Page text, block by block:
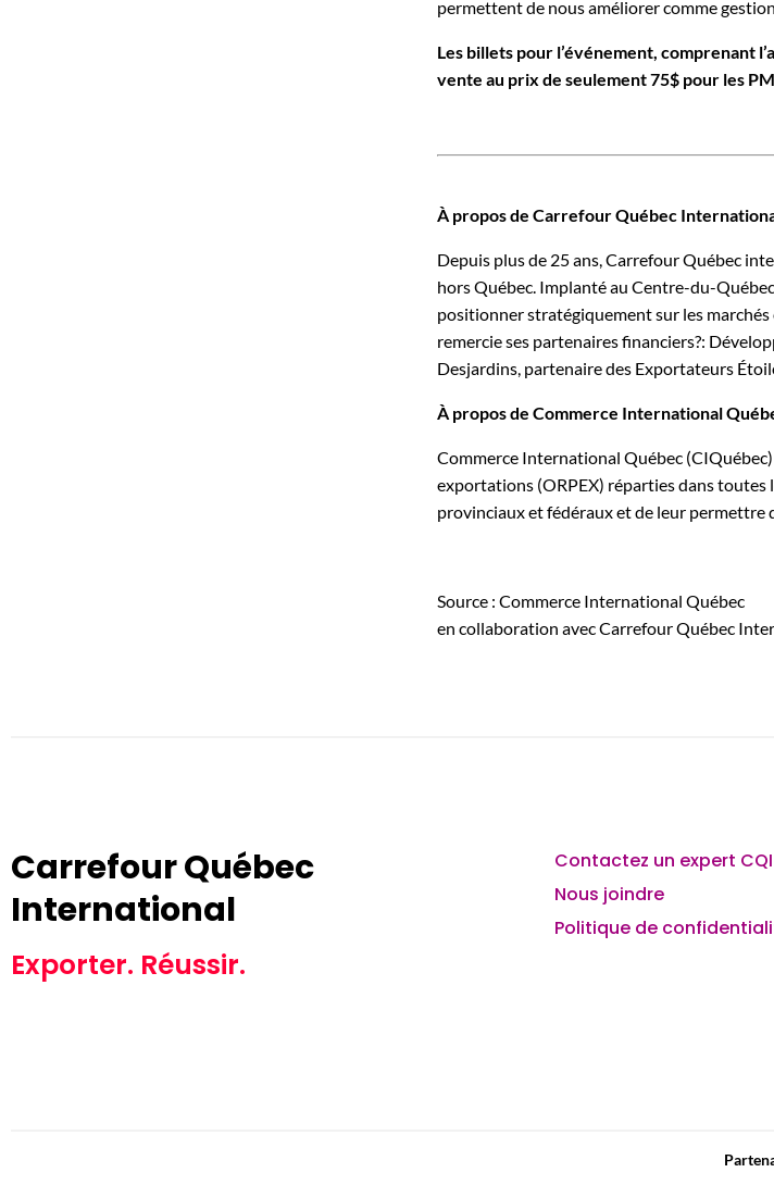
permettent de nous améliorer comme
Les billets pour l’événement, comprenant
vente au prix de seulement 75$ pour les
À propos de Carrefour Québec
Depuis plus de 25 ans, Carrefour Québec
hors Québec. Implanté au Centre-du-
positionner stratégiquement sur les
remercie ses partenaires financiers?:
Desjardins, partenaire des Exportateurs
À propos de Commerce International
Commerce International Québec
exportations (ORPEX) réparties dans toutes
provinciaux et fédéraux et de leur permettre
Source : Commerce International Québec
en collaboration avec Carrefour Québec
Carrefour Québec
International
Exporter. Réussir.
Contactez un expert CQI
Nous joindre
Politique de